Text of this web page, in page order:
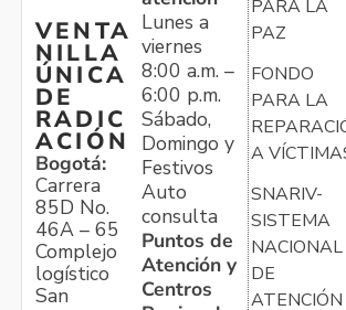
VENTA
NILLA
ÚNICA
DE
RADIC
ACIÓN
Bogotá:
Carrera
85D No.
46A – 65
Complejo
logístico
San
Lunes a
viernes
8:00 a.m. –
6:00 p.m.
Sábado,
Domingo y
Festivos
Auto
consulta
Puntos de
Atención y
Centros
PARA LA
PAZ
FONDO
PARA LA
A
SNARIV-
SISTEMA
NACIONAL
DE
ATENCIÓN